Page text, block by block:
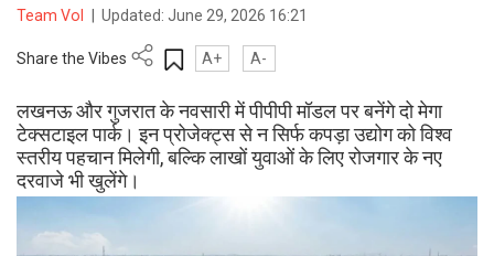
Team VoI Updated:June 29, 2026 16:21
Share the Vibes A+ A-
लखनऊ और गुजरात के नवसारी में पीपीपी मॉडल पर बनेंगे दो मेगा
टेक्सटाइल पार्क। इन प्रोजेक्ट्स से न सिर्फ कपड़ा उद्योग को विश्व
स्तरीय पहचान मिलेगी, बल्कि लाखों युवाओं के लिए रोजगार के नए
दरवाजे भी खुलेंगे।